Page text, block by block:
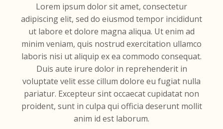
Lorem ipsum dolor sit amet, consectetur
adipiscing elit, sed do eiusmod tempor incididunt
ut labore et dolore magna aliqua. Ut enim ad
minim veniam, quis nostrud exercitation ullamco
laboris nisi ut aliquip ex ea commodo consequat.
Duis aute irure dolor in reprehenderit in
voluptate velit esse cillum dolore eu fugiat nulla
pariatur. Excepteur sint occaecat cupidatat non
proident, sunt in culpa qui officia deserunt mollit
anim id est laborum.